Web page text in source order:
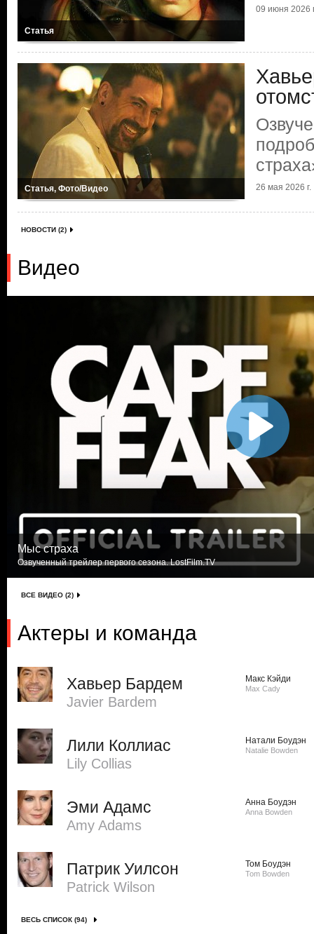
Статья
09 июня 2026
Статья, Фото/Видео 26 мая 2026 г.
НОВОСТИ (2)
Видео
Мыс страха
Озвученный трейлер первого сезона. LostFilm.TV
ВСЕ ВИДЕО (2)
Актеры и команда
Хавьер Бардем
Javier Bardem
Макс Кэйди
Max Cady
Лили Коллиас
Lily Collias
Натали Боудэн
Natalie Bowden
Эми Адамс
Amy Adams
Анна Боудэн
Anna Bowden
Патрик Уилсон
Patrick Wilson
Том Боудэн
Tom Bowden
ВЕСЬ СПИСОК (94)